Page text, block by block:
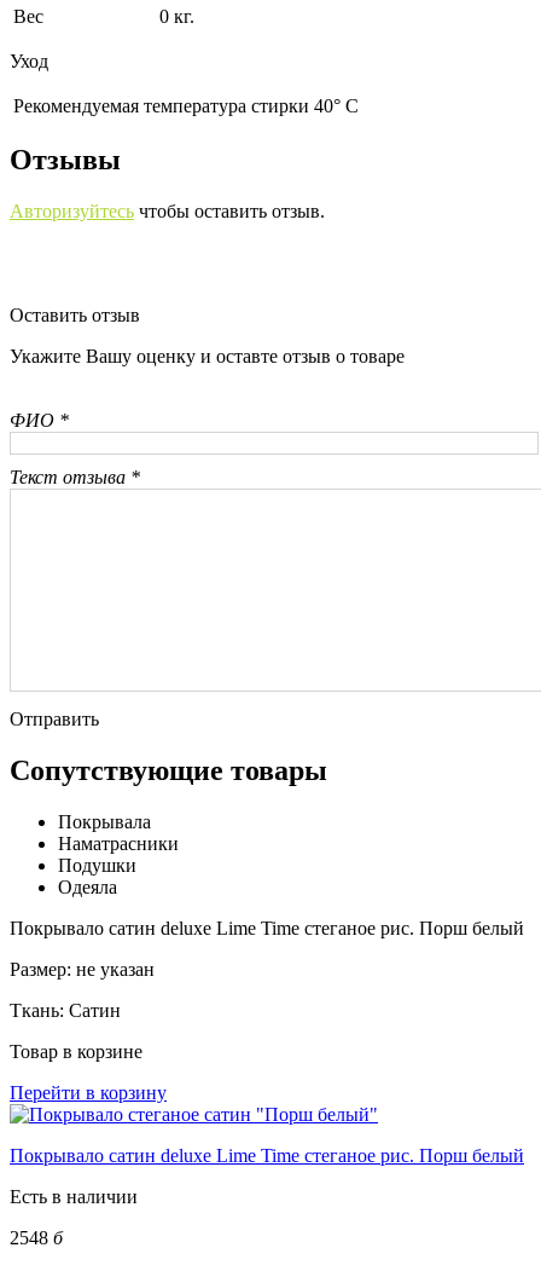
Вес 0 кг.
Уход
Рекомендуемая температура стирки 40° С
Отзывы
Авторизуйтесь чтобы оставить отзыв.
Оставить отзыв
Укажите Вашу оценку и оставте отзыв о товаре
ФИО *
Текст отзыва *
Отправить
Сопутствующие товары
Покрывала
Наматрасники
Подушки
Одеяла
Покрывало сатин deluxe Lime Time стеганое рис. Порш белый
Размер: не указан
Ткань: Сатин
Товар в корзине
Перейти в корзину
Покрывало сатин deluxe Lime Time стеганое рис. Порш белый
Есть в наличии
2548 б